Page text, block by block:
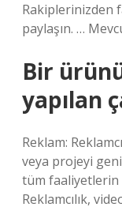
Rakiplerinizden
paylaşın. …
Bir
yapılan
Reklam:
veya projeyi
tüm faaliyetlerin
Reklamcılık,